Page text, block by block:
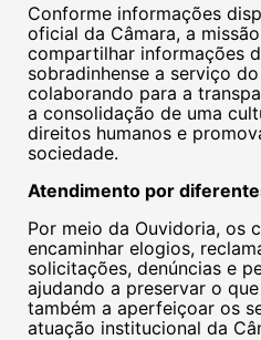
Conforme informações
oficial da Câmara, a
compartilhar informações
sobradinhense a serviço
colaborando para a
a consolidação de uma
direitos humanos e
sociedade.
Atendimento por
Por meio da Ouvidoria, os
encaminhar elogios,
solicitações, denúncias e
ajudando a preservar o
também a aperfeiçoar os
atuação institucional da